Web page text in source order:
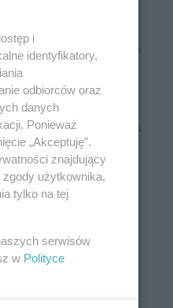
REKLAMA
REKLAMA
i
identyfikatory,
odbiorców oraz
danych
Ponieważ
„Akceptuję”.
znajdujący
użytkownika,
tylko na tej
serwisów
w Polityce